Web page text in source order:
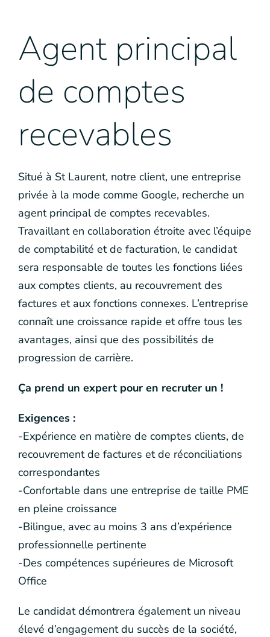
Agent principal
de comptes
recevables
Situé à St Laurent, notre client, une entreprise
privée à la mode comme Google, recherche un
agent principal de comptes recevables.
Travaillant en collaboration étroite avec l’équipe
de comptabilité et de facturation, le candidat
sera responsable de toutes les fonctions liées
aux comptes clients, au recouvrement des
factures et aux fonctions connexes. L’entreprise
connaît une croissance rapide et offre tous les
avantages, ainsi que des possibilités de
progression de carrière.
Ça prend un expert pour en recruter un !
Exigences :
-Expérience en matière de comptes clients, de
recouvrement de factures et de réconciliations
correspondantes
-Confortable dans une entreprise de taille PME
en pleine croissance
-Bilingue, avec au moins 3 ans d’expérience
professionnelle pertinente
-Des compétences supérieures de Microsoft
Office
Le candidat démontrera également un niveau
élevé d’engagement du succès de la société,